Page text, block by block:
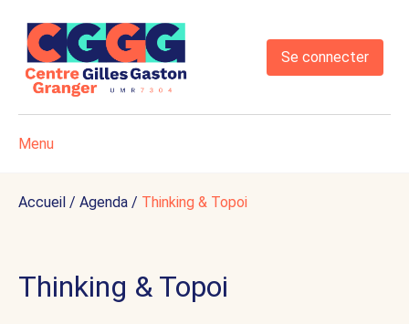
Se connecter
Menu
Accueil / Agenda / Thinking & Topoi
Thinking & Topoi